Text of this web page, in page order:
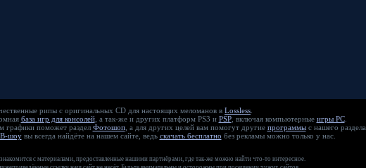
Качественные рипы с оригинальных CD для настоящих меломанов в Lossless
база игр для консолей , а так-же и других платформ PS3 и PSP, включая компьютерные игры PC.
графики поможет раздел Фотошоп , а для других целей вам помогут другие программыс нашего раздела.
шоу вы всегда найдёте на нашем сайте, ведь скачать бесплатно без рекламы можно только у нас.
с материалами, предоставленные нашими партнёрами, где так-же можно найти что-то интересное.